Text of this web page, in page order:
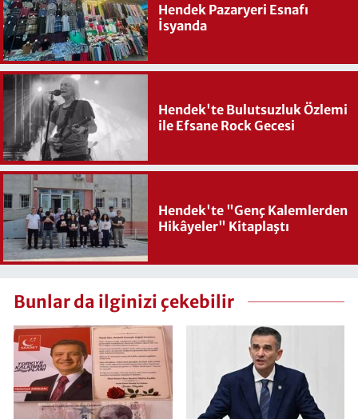
Hendek Pazaryeri Esnafı
İsyanda
Hendek'te Bulutsuzluk Özlemi
ile Efsane Rock Gecesi
Hendek'te "Genç Kalemlerden
Hikâyeler" Kitaplaştı
Bunlar da ilginizi çekebilir